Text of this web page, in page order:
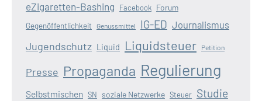
eZigaretten-Bashing Facebook Forum
Gegenöffentlichkeit Genussmittel IG-ED Journalismus
Jugendschutz Liquid Liquidsteuer Petition
Presse Propaganda Regulierung
Selbstmischen SN soziale Netzwerke Steuer Studie